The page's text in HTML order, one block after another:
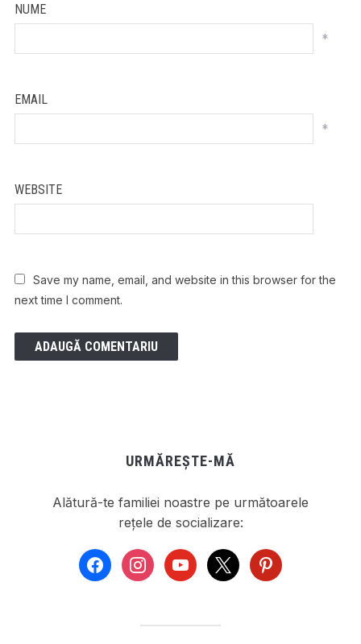
NUME
*
EMAIL
*
WEBSITE
Save my name, email, and website in this browser for the
next time I comment.
URMĂREȘTE-MĂ
Alătură-te familiei noastre pe următoarele
rețele de socializare:
facebookinstagramyoutube
x pinterest